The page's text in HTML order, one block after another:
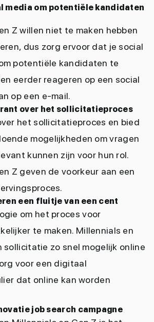
media om potentiële kandidaten
Z willen niet te maken hebben
dus zorg ervoor dat je social
potentiële kandidaten te
eerder reageren op een social
op een e-mail.
over het sollicitatieproces
het sollicitatieproces en bied
mogelijkheden om vragen
kunnen zijn voor hun rol.
Z geven de voorkeur aan een
een fluitje van een cent
om het proces voor
te maken. Millennials en
sollicitatie zo snel mogelijk online
voor een digitaal
dat online kan worden
job search campagne